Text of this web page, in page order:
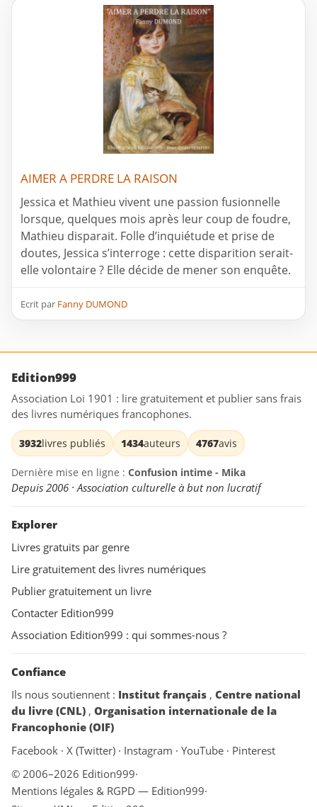
AIMER A PERDRE LA RAISON
Jessica et Mathieu vivent une passion fusionnelle
lorsque, quelques mois après leur coup de foudre,
Mathieu disparait. Folle d’inquiétude et prise de
doutes, Jessica s’interroge : cette disparition serait-
elle volontaire ? Elle décide de mener son enquête.
Ecrit par Fanny DUMOND
Edition999
Association Loi 1901 : lire gratuitement et publier sans frais
des livres numériques francophones.
3932livres publiés 1434auteurs 4767avis
Dernière mise en ligne : Confusion intime - Mika
Depuis 2006 · Association culturelle à but non lucratif
Explorer
Livres gratuits par genre
Lire gratuitement des livres numériques
Publier gratuitement un livre
Contacter Edition999
Association Edition999 : qui sommes-nous ?
Confiance
Ils nous soutiennent : Institut français , Centre national
du livre (CNL) , Organisation internationale de la
Francophonie (OIF)
Facebook · X (Twitter) · Instagram · YouTube · Pinterest
© 2006–2026 Edition999·
Mentions légales & RGPD — Edition999·